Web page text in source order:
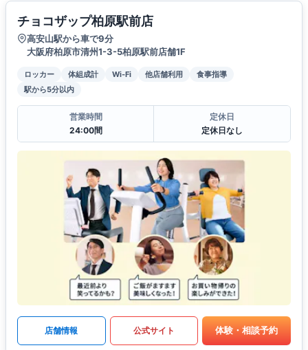
チョコザップ柏原駅前店
高安山駅から車で9分
大阪府柏原市清州1-3-5柏原駅前店舗1F
ロッカー 体組成計 Wi-Fi 他店舗利用
食事指導
駅から5分以内
営業時間
24:00間
定休日
定休日なし
店舗情報 公式サイト 体験・相談予約